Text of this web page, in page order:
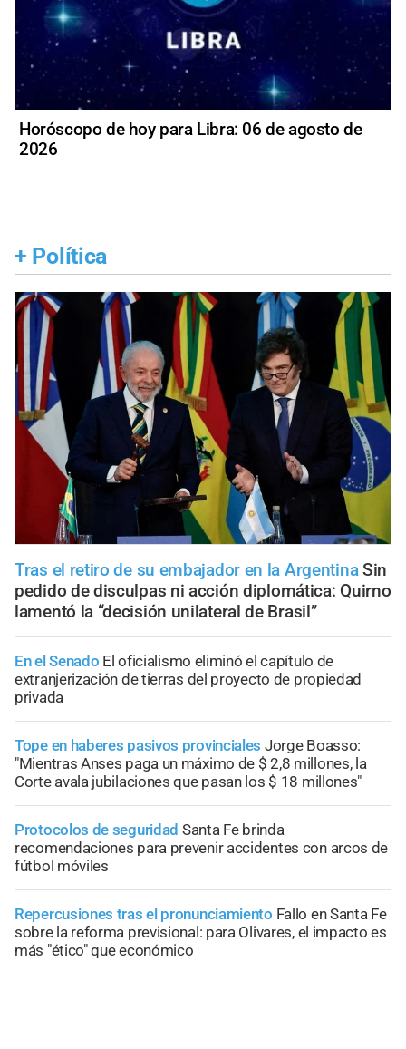
Horóscopo de hoy para Libra: 06 de agosto de
2026
+ Política
Tras el retiro de su embajador en la Argentina Sin
pedido de disculpas ni acción diplomática: Quirno
lamentó la “decisión unilateral de Brasil”
En el Senado El oficialismo eliminó el capítulo de
extranjerización de tierras del proyecto de propiedad
privada
Tope en haberes pasivos provinciales Jorge Boasso:
"Mientras Anses paga un máximo de $ 2,8 millones, la
Corte avala jubilaciones que pasan los $ 18 millones"
Protocolos de seguridad Santa Fe brinda
recomendaciones para prevenir accidentes con arcos de
fútbol móviles
Repercusiones tras el pronunciamiento Fallo en Santa Fe
sobre la reforma previsional: para Olivares, el impacto es
más "ético" que económico